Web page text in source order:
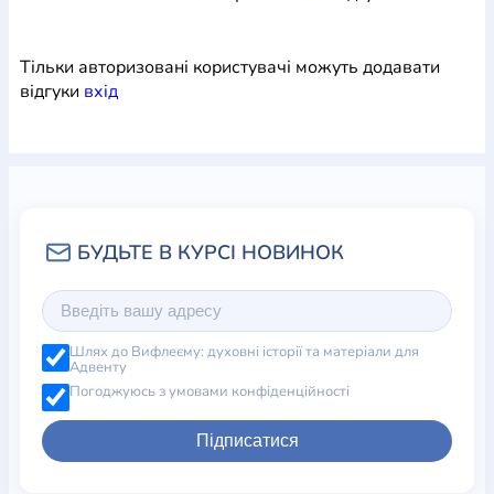
Тільки авторизовані користувачі можуть додавати
відгуки вхiд
Шлях до Вифлеєму: духовні історії та матеріали для
Адвенту
Погоджуюсь з умовами конфіденційності
Підписатися